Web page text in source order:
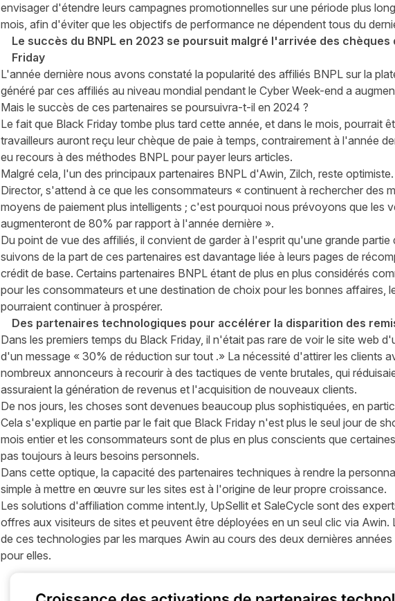
envisager d'étendre leurs campagnes promotionnelles sur une période plus
mois, afin d'éviter que les objectifs de performance ne dépendent tous du
Le succès du BNPL en 2023 se poursuit malgré l'arrivée des chèques
Friday
L'année dernière nous avons constaté la popularité des affiliés BNPLsur la
généré par ces affiliés au niveau mondial pendant le Cyber Week-end a
Mais le succès de ces partenaires se poursuivra-t-il en 2024 ?
Le fait que Black Friday tombe plus tard cette année, et dans le mois, pourrait
travailleurs auront reçu leur chèque de paie à temps, contrairement à l'année
eu recours à des méthodes BNPL pour payer leurs articles.
Malgré cela, l'un des principaux partenaires BNPL d'Awin, Zilch, reste
Director, s'attend à ce que les consommateurs « continuent à rechercher des
moyens de paiement plus intelligents ; c'est pourquoi nous prévoyons que les
augmenteront de 80% par rapport à l'année dernière ».
Du point de vue des affiliés, il convient de garder à l'esprit qu'une grande
suivons de la part de ces partenaires est davantage liée à leurs pages de
crédit de base. Certains partenaires BNPL étant de plus en plus considérés
pour les consommateurs et une destination de choix pour les bonnes affaires,
pourraient continuer à prospérer.
Des partenaires technologiques pour accélérer la disparition des
Dans les premiers temps du Black Friday, il n'était pas rare de voir le site web
d'un message « 30% de réduction sur tout .» La nécessité d'attirer les clients
nombreux annonceurs à recourir à des tactiques de vente brutales, qui
assuraient la génération de revenus et l'acquisition de nouveaux clients.
De nos jours, les choses sont devenues beaucoup plus sophistiquées, en
Cela s'explique en partie par le fait que Black Friday n'est plus le seul jour de
mois entier et les consommateurs sont de plus en plus conscients que
pas toujours à leurs besoins personnels.
Dans cette optique, la capacité des partenaires techniques à rendre la
simple à mettre en œuvre sur les sites est à l'origine de leur propre croissance.
Les solutions d'affiliation comme intent.ly, UpSellit et SaleCycle sont des
offres aux visiteurs de sites et peuvent être déployées en un seul clic via
de ces technologies par les marques Awin au cours des deux dernières
pour elles.